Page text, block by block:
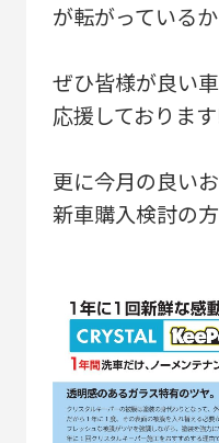
が転がっている
ぜひ皆様が良い
応援しておりま
更に今月の良いお
新車購入検討の